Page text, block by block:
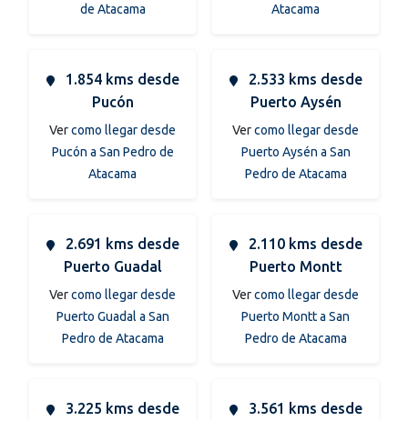
de Atacama
Atacama
1.854 kms desde
Pucón
Vercomo llegar desde
Pucón a San Pedro de
Atacama
2.533 kms desde
Puerto Aysén
Vercomo llegar desde
Puerto Aysén a San
Pedro de Atacama
2.691 kms desde
Puerto Guadal
Vercomo llegar desde
Puerto Guadal a San
Pedro de Atacama
2.110 kms desde
Puerto Montt
Vercomo llegar desde
Puerto Montt a San
Pedro de Atacama
3.225 kms desde
3.561 kms desde